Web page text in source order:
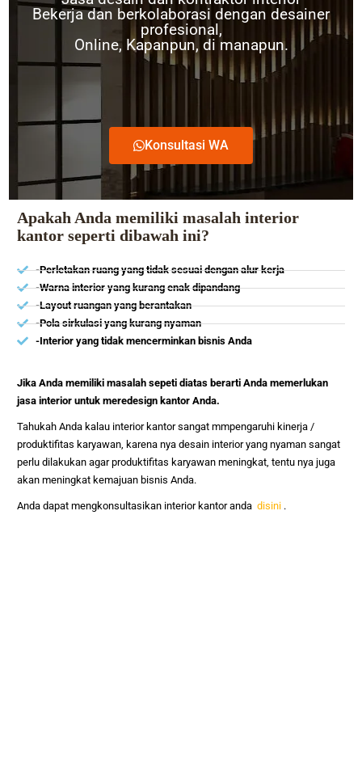
Bekerja dan berkolaborasi dengan desainer
profesional,
Online, Kapanpun, di manapun.
Konsultasi WA
Apakah Anda memiliki masalah interior
kantor seperti dibawah ini?
-Perletakan ruang yang tidak sesuai dengan alur kerja
-Warna interior yang kurang enak dipandang
-Layout ruangan yang berantakan
-Pola sirkulasi yang kurang nyaman
-Interior yang tidak mencerminkan bisnis Anda
Jika Anda memiliki masalah sepeti diatas berarti Anda memerlukan
jasa interior untuk meredesign kantor Anda.
Tahukah Anda kalau interior kantor sangat mmpengaruhi kinerja /
produktifitas karyawan, karena nya desain interior yang nyaman sangat
perlu dilakukan agar produktifitas karyawan meningkat, tentu nya juga
akan meningkat kemajuan bisnis Anda.
Anda dapat mengkonsultasikan interior kantor andadisini .